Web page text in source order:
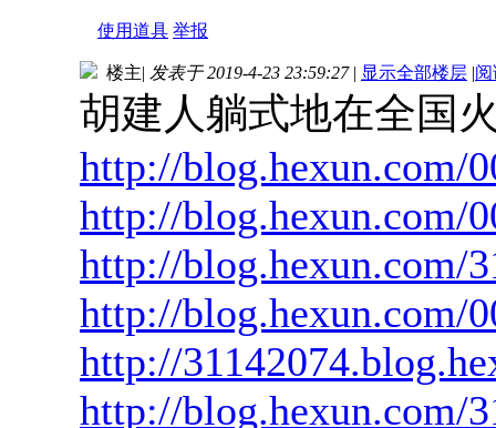
使用道具 举报
楼主| 发表于 2019-4-23 23:59:27 | 显示全部楼层 |
胡建人躺式地在全国
http://blog.hexun.com/
http://blog.hexun.com/
http://blog.hexun.com/
http://blog.hexun.com/
http://
http://blog.hexun.com/